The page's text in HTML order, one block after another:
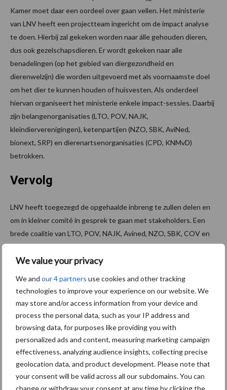
We value your privacy
We and our 4 partners use cookies and other tracking
technologies to improve your experience on our website. We
may store and/or access information from your device and
process the personal data, such as your IP address and
browsing data, for purposes like providing you with
personalized ads and content, measuring marketing campaign
effectiveness, analyzing audience insights, collecting precise
geolocation data, and product development. Please note that
your consent will be valid across all our subdomains. You can
change or withdraw your consent at any time by clicking the
Kamer moet daar een oordeel over gaan vellen. Het ministerie
van LNV heeft een projectteam ingericht om de impact analyse
te doen. Hierbij zal gekeken worden naar álle gehouden dieren,
dus ook gezelschapsdieren. Er wordt gekeken naar alle
benadelingen (op het gebied van diergezondheid en
dierenwelzijn) die worden uitgevoerd met als voornaamste doel
om het dier te kunnen houden of huisvesten. Als onderdeel
hiervan organiseert het ministerie enkele impact-sessies. Daarbij
zijn belangenorganisaties (LTO, POV, NAJK,
kleindierverenigingen), ketenpartijen (NZO, SBK, AviNed,
bionext, SRP) en dierenartsenorganisaties (CPD, KNMvD)
betrokken.
Vervolg
LNV heeft toegezegd de opgehaalde inbreng te zullen delen en
om in kleiner comité in gesprek te gaan met stakeholders. Een
brede coalitie van LTO, POV, NAJK, Avined, NZO, SBK, COV en
Vee&Logistiek Nederland trekken in dit dossier gezamenlijk op.
Sinds begin juni is er tweewekelijks overleg gevoerd met LNV
voor de sectoren tot een werkbare situatie met realistisch
tijdspad leidt die aansluit bij eerdere ambities en sectorplannen.
LTO Nederland
Aanbevolen voor jou!
ForFarmers ziet volume en